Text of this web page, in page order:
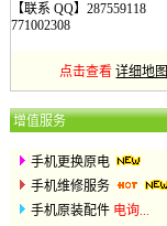
【联系 QQ】287559118
771002308
点击查看 详细地图
增值服务
手机更换原电
手机维修服务
手机原装配件 电询...